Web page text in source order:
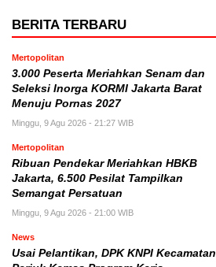
BERITA TERBARU
Mertopolitan
3.000 Peserta Meriahkan Senam dan
Seleksi Inorga KORMI Jakarta Barat
Menuju Pornas 2027
Minggu, 9 Agu 2026 - 21:27 WIB
Mertopolitan
Ribuan Pendekar Meriahkan HBKB
Jakarta, 6.500 Pesilat Tampilkan
Semangat Persatuan
Minggu, 9 Agu 2026 - 21:00 WIB
News
Usai Pelantikan, DPK KNPI Kecamatan